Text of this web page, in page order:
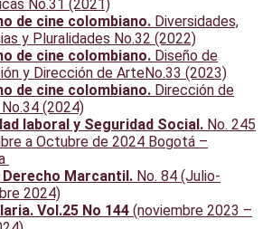
No.31 (2021)
de cine colombiano. Diversidades,
y Pluralidades No.32 (2022)
de cine colombiano. Diseño de
y Dirección de ArteNo.33 (2023)
de cine colombiano. Dirección de
(2024)
laboral y Seguridad Social. No. 245
a Octubre de 2024 Bogotá –
Derecho Marcantil. No. 84 (Julio-
2024)
Vol.25 No 144 (noviembre 2023 –